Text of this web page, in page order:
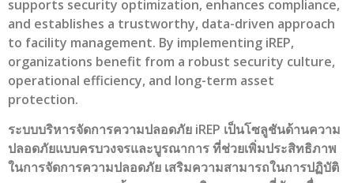
supports security optimization, enhances compliance,
and establishes a trustworthy, data-driven approach
to facility management. By implementing iREP,
organizations benefit from a robust security culture,
operational efficiency, and long-term asset
protection.
ระบบบริหารจัดการความปลอดภัย iREP เป็นโซลูชันด้านความ
ปลอดภัยแบบครบวงจรและบูรณาการ ที่ช่วยเพิ่มประสิทธิภาพ
ในการจัดการความปลอดภัย เสริมความสามารถในการปฏิบัติ